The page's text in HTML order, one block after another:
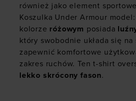
również jako element
Koszulka Under Armour
kolorze różowym posiada
który swobodnie układa się
zapewnić komfortowe
zakres ruchów. Ten t-shirt
lekko skrócony fason.